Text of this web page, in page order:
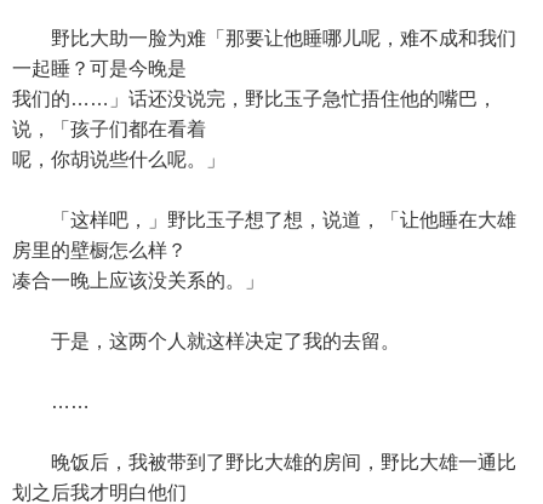
野比大助一脸为难「那要让他睡哪儿呢，难不成和我们
一起睡？可是今晚是
我们的……」话还没说完，野比玉子急忙捂住他的嘴巴，
说，「孩子们都在看着
呢，你胡说些什么呢。」
「这样吧，」野比玉子想了想，说道，「让他睡在大雄
房里的壁橱怎么样？
凑合一晚上应该没关系的。」
于是，这两个人就这样决定了我的去留。
……
晚饭后，我被带到了野比大雄的房间，野比大雄一通比
划之后我才明白他们